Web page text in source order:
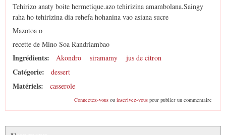
Tehirizo anaty boite hermetique.azo tehirizina amambolana.Saingy
raha ho tehirizina dia rehefa hohanina vao asiana sucre
Mazotoa o
recette de Mino Soa Randriambao
Ingrédients: Akondro siramamy jus de citron
Catégorie: dessert
Matériels: casserole
Connectez-vousou inscrivez-vouspour publier un commentaire